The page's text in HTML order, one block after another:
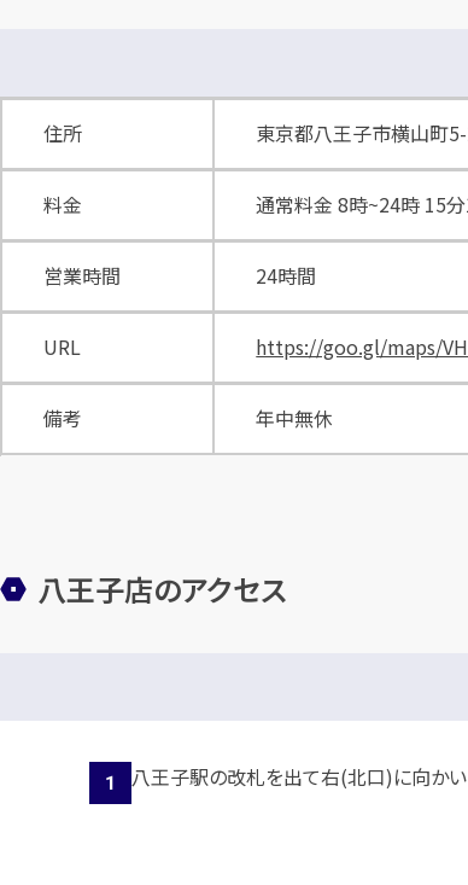
住所 東京都八王子市横山町5-
料金 通常料金 8時~24時 15
営業時間 24時間
URL https://goo.gl/maps/
備考 年中無休
八王子店のアクセス